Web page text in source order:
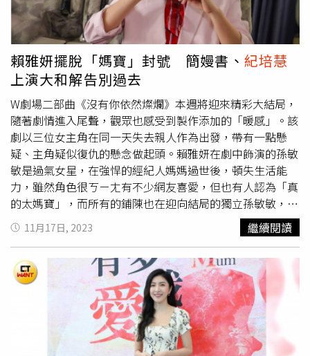
當下真的快氣死，拍完激賞對方的即興，猛誇「妳會入
圍」。
自己反而更像直男，完全不會花言巧語。至於婚期，她表
示：「不見得明年，慢慢計劃。」但初步想法是海島婚禮，
應該會辦在日本沖繩。
賴雅妍擺脫「媽寶」封號 簡嫚書、 紀培慧
上演大和解告別過去
W劇場二部曲《沒有你依然燦爛》本週將迎來精彩大結局，
隨著劇情進入尾聲，觀眾也感受到製作添加的「暖感」。該
劇以三位女主角在同一天失去親人作為出發，帶有一點懸
疑、主角疑似復仇的懸念做起頭。賴雅妍在劇中飾演的孫敏
敏是過氣女星，在強悍的經紀人媽媽過世後，頓失生活能
力，雖然角色很ㄎㄧㄤ有不少網友喜愛，但也有人認為「真
的太媽寶」，而所有的鋪陳也在迎向結局的獨立孫敏敏，讓
不少人動容。簡嫚書和
則將上演大和解，向過去告
別。賴雅妍在現實生活中雖然是家中的老么，但不像劇中因
為演藝工作變成媽寶，反而是家中最獨立的孩子，她也透露
自己跟家人講話都直來直往，因此很能接受「實話」。回憶
起拍戲過程，當孫媽（郎祖筠飾演）對她喊：「妳過氣
了！」時，她開玩笑的說：「我媽也很常傷害我，所以沒有
問題。」簡嫚書飾演的江以晴和
紀培慧飾演的楊宥欣，一開
始在劇中針鋒相對，因為簡嫚書懷疑自己的亡夫（王子 飾
紀培慧
有外遇的跡象。最終解謎王子並未出軌，而是
11月17日, 2023 繼續閱讀